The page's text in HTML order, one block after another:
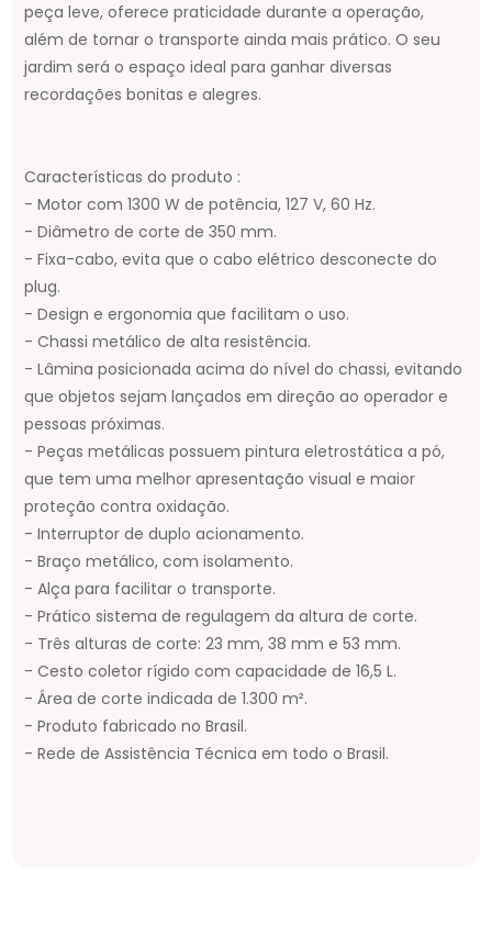
peça leve, oferece praticidade durante a operação,
além de tornar o transporte ainda mais prático. O seu
jardim será o espaço ideal para ganhar diversas
recordações bonitas e alegres.
Características do produto :
- Motor com 1300 W de potência, 127 V, 60 Hz.
- Diâmetro de corte de 350 mm.
- Fixa-cabo, evita que o cabo elétrico desconecte do
plug.
- Design e ergonomia que facilitam o uso.
- Chassi metálico de alta resistência.
- Lâmina posicionada acima do nível do chassi, evitando
que objetos sejam lançados em direção ao operador e
pessoas próximas.
- Peças metálicas possuem pintura eletrostática a pó,
que tem uma melhor apresentação visual e maior
proteção contra oxidação.
- Interruptor de duplo acionamento.
- Braço metálico, com isolamento.
- Alça para facilitar o transporte.
- Prático sistema de regulagem da altura de corte.
- Três alturas de corte: 23 mm, 38 mm e 53 mm.
- Cesto coletor rígido com capacidade de 16,5 L.
- Área de corte indicada de 1.300 m².
- Produto fabricado no Brasil.
- Rede de Assistência Técnica em todo o Brasil.